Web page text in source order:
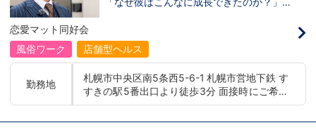
幌エリア：北海道札幌市 地下鉄南北線すすき
の駅
タビュー。入社して2年経ちぐんぐん成長
している彼が、なぜこの業界に飛び込み、
挑戦し続けているのか——。その裏側を本
人がリアルに語ってくれています。 「職
場の雰囲気って実際どうなの？」「どんな
動画で木崎さんの熱量とストーリーを感じ
恋愛マット同好会
風俗ワーク
店舗型ヘルス
勤務地
札幌市中央区南5条西5-6-1 札幌市営地下鉄 す
すきの駅5番出口より徒歩3分 面接時にご希望
の勤務地をお伺いし、配属店舗を決定いたし